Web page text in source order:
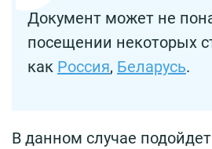
Документ может не
посещении некоторых
как Россия, Беларусь.
В данном случае